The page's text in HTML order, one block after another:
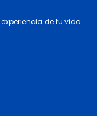
de tu vida